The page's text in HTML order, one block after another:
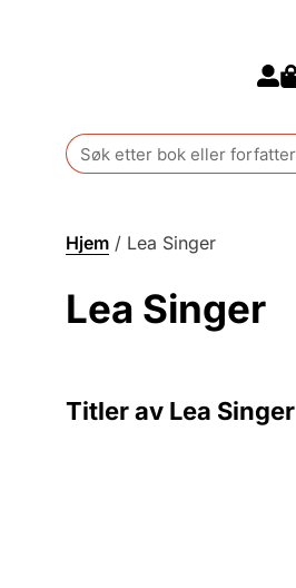
Search
for:
Hjem / Lea Singer
Lea Singer
Titler av Lea Singer